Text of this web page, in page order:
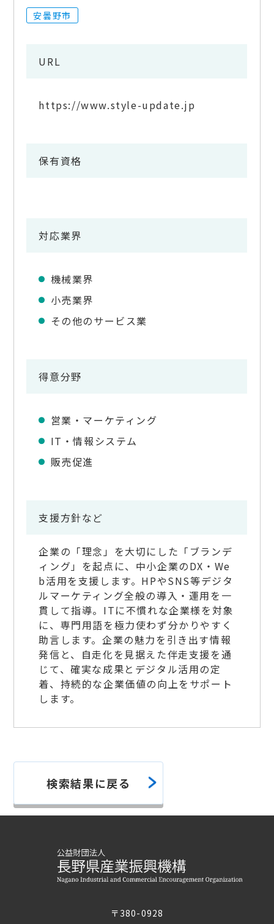
安曇野市
URL
https://www.style-update.jp
保有資格
対応業界
機械業界
小売業界
その他のサービス業
得意分野
営業・マーケティング
IT・情報システム
販売促進
支援方針など
企業の「理念」を大切にした「ブランデ
ィング」を起点に、中小企業のDX・We
b活用を支援します。HPやSNS等デジタ
ルマーケティング全般の導入・運用を一
貫して指導。ITに不慣れな企業様を対象
に、専門用語を極力使わず分かりやすく
助言します。企業の魅力を引き出す情報
発信と、自走化を見据えた伴走支援を通
じて、確実な成果とデジタル活用の定
着、持続的な企業価値の向上をサポート
します。
検索結果に戻る
〒380-0928